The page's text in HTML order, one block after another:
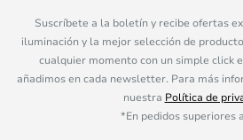
Suscríbete a la boletín y recibe ofertas
iluminación y la mejor selección de
cualquier momento con un simple click
añadimos en cada newsletter. Para más
nuestra Política de
*En pedidos superiores